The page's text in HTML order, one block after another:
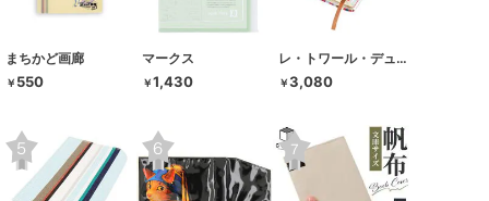
まちかど画廊
￥ 550
マークス
￥1,430
レ・トワール・デュ・ソレイユ
￥3,080